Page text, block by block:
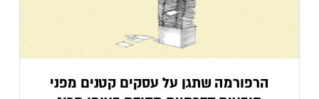
הרפורמה שתגן על עסקים קטנים מפני